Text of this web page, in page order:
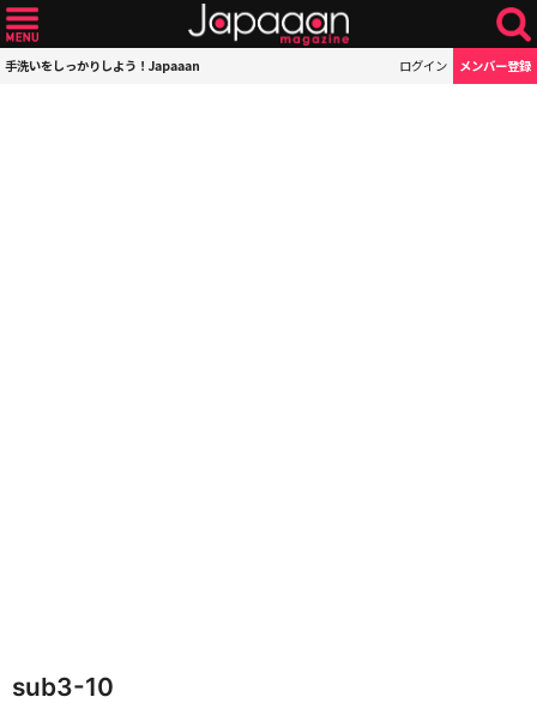
手洗いをしっかりしよう！Japaaan ログイン メンバー登録
sub3-10